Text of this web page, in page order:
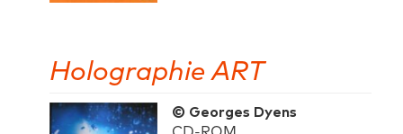
Holographie ART
© Georges Dyens